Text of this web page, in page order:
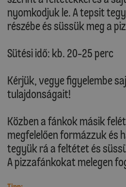
nyomkodjuk le. A tepsit
részébe és süssük meg a
Sütési idő: kb. 20-25 perc
Kérjük, vegye figyelembe
tulajdonságait!
Közben a fánkok másik
megfelelően formázzuk és
tegyük rá a feltétet és
A pizzafánkokat melegen